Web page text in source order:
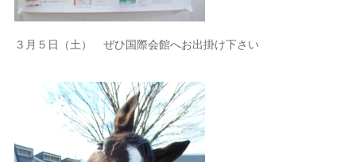
３月５日（土） ぜひ国際会館へお出掛け下さい